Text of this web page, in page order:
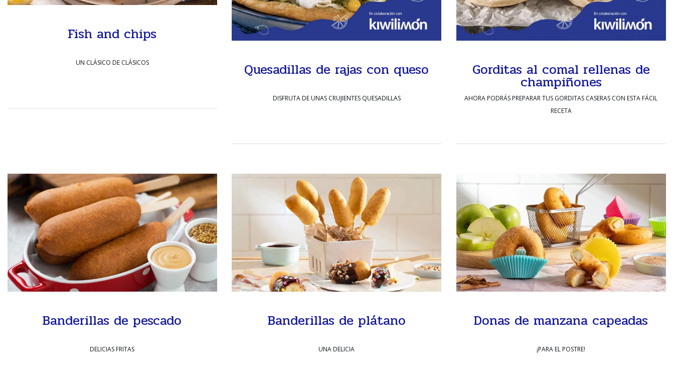
Fish and chips
UN CLÁSICO DE CLÁSICOS Quesadillas de rajas con queso
DISFRUTA DE UNAS CRUJIENTES QUESADILLAS
Gorditas al comal rellenas de
champiñones
AHORA PODRÁS PREPARAR TUS GORDITAS CASERAS CON ESTA FÁCIL
RECETA
Banderillas de pescado
DELICIAS FRITAS
Banderillas de plátano
UNA DELICIA
Donas de manzana capeadas
¡PARA EL POSTRE!